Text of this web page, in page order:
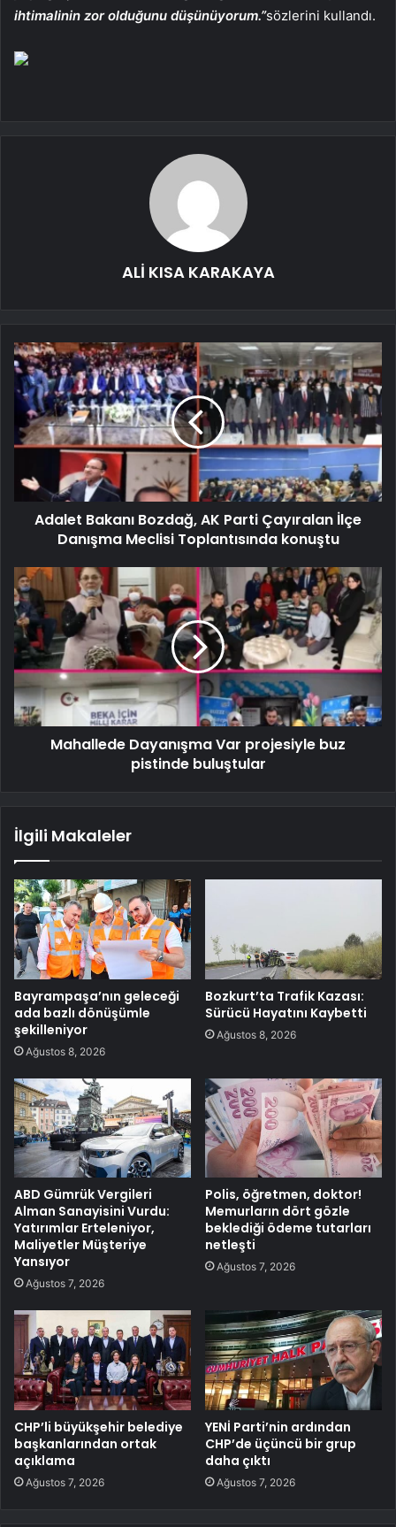
ihtimalinin zor olduğunu düşünüyorum.”sözlerini kullandı.
ALİ KISA KARAKAYA
Adalet Bakanı Bozdağ, AK Parti Çayıralan İlçe
Danışma Meclisi Toplantısında konuştu
Mahallede Dayanışma Var projesiyle buz
pistinde buluştular
İlgili Makaleler
Bayrampaşa’nın geleceği
ada bazlı dönüşümle
şekilleniyor
Ağustos 8, 2026
Bozkurt’ta Trafik Kazası:
Sürücü Hayatını Kaybetti
Ağustos 8, 2026
ABD Gümrük Vergileri
Alman Sanayisini Vurdu:
Yatırımlar Erteleniyor,
Maliyetler Müşteriye
Yansıyor
Ağustos 7, 2026
Polis, öğretmen, doktor!
Memurların dört gözle
beklediği ödeme tutarları
netleşti
Ağustos 7, 2026
CHP’li büyükşehir belediye
başkanlarından ortak
açıklama
Ağustos 7, 2026
YENİ Parti’nin ardından
CHP’de üçüncü bir grup
daha çıktı
Ağustos 7, 2026